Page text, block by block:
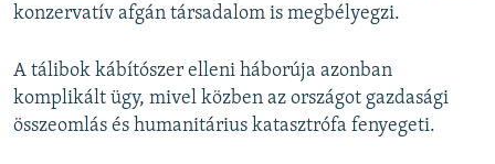
konzervatív afgán társadalom is megbélyegzi.
A tálibok kábítószer elleni háborúja azonban
komplikált ügy, mivel közben az országot gazdasági
összeomlás és humanitárius katasztrófa fenyegeti.